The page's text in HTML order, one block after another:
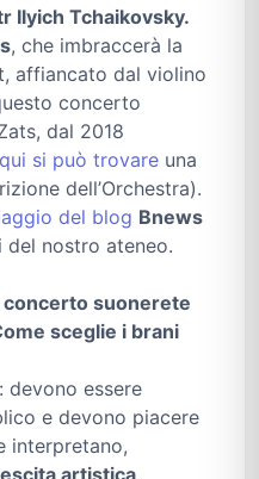
Ilyich Tchaikovsky.
, che imbraccerà la
affiancato dal violino
concerto
dal 2018
qui si può trovare una
dell’Orchestra).
del blog Bnews
nostro ateneo.
suonerete
sceglie i brani
devono essere
e devono piacere
interpretano,
artistica.